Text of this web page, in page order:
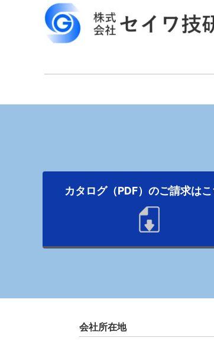
カタログ（PDF）のご請求はこ
会社所在地